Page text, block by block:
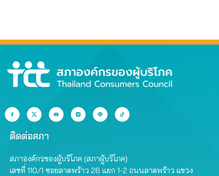
ติดต่อสภา
สภาองค์กรของผู้บริโภค (สภาผู้บริโภค)
เลขที่ 110/1 ซอยลาดพร้าว 26 แยก 1-2 ถนนลาดพร้าว แขวง